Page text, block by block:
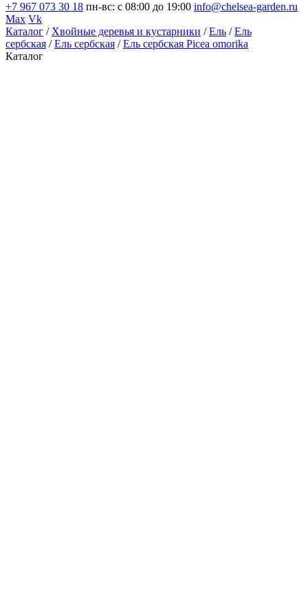
+7 967 073 30 18 пн-вс: с 08:00 до 19:00 info@chelsea-garden.ru
Max Vk
Каталог / Хвойные деревья и кустарники /Ель /Ель
сербская /Ель сербская /Ель сербская Picea omorika
Каталог